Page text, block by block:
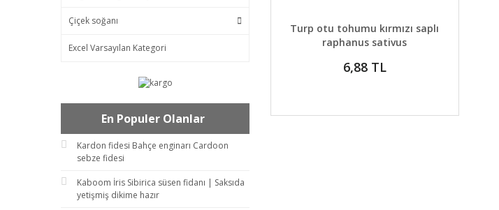
Çiçek soğanı
Excel Varsayılan Kategori
En Populer Olanlar
Kardon fidesi Bahçe enginarı Cardoon
sebze fidesi
Kaboom İris Sibirica süsen fidanı | Saksıda
yetişmiş dikime hazır
DETAYLAR GELİNCE HABER VER
Turp otu tohumu kırmızı saplı
raphanus sativus
6,88 TL